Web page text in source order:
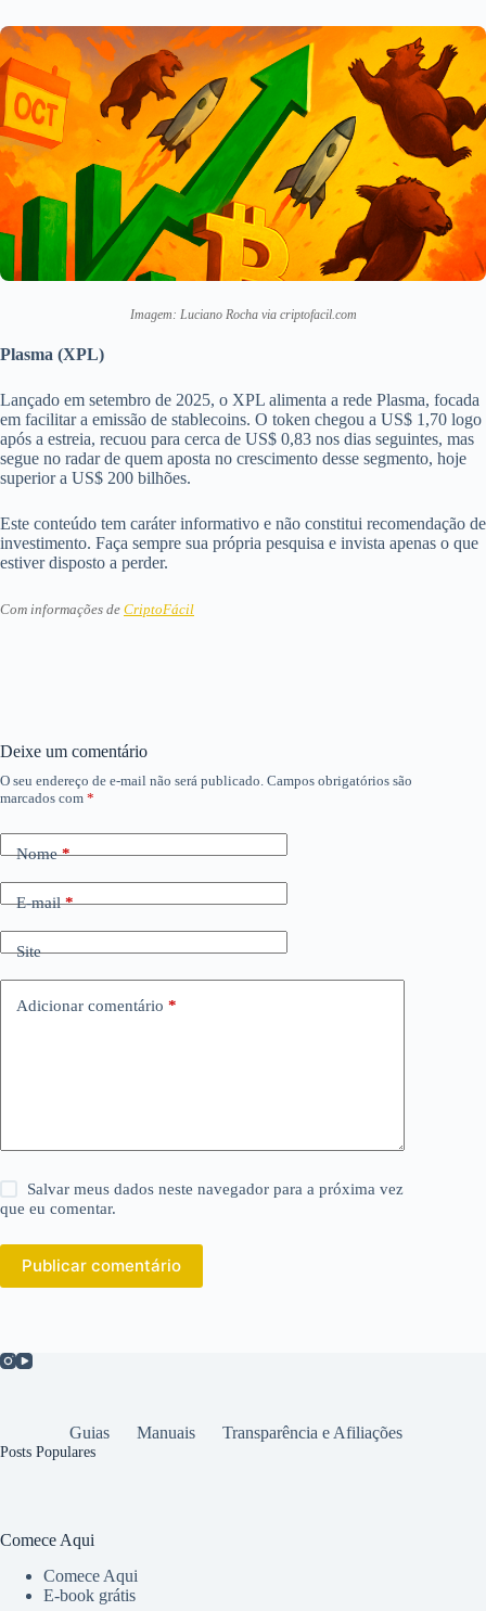
Imagem: Luciano Rocha via criptofacil.com
Plasma (XPL)
Lançado em setembro de 2025, o XPL alimenta a rede Plasma, focada
em facilitar a emissão de stablecoins. O token chegou a US$ 1,70 logo
após a estreia, recuou para cerca de US$ 0,83 nos dias seguintes, mas
segue no radar de quem aposta no crescimento desse segmento, hoje
superior a US$ 200 bilhões.
Este conteúdo tem caráter informativo e não constitui recomendação de
investimento. Faça sempre sua própria pesquisa e invista apenas o que
estiver disposto a perder.
Com informações de CriptoFácil
Deixe um comentário
O seu endereço de e-mail não será publicado. Campos obrigatórios são
marcados com *
Nome*
E-mail*
Site
Adicionar comentário *
Salvar meus dados neste navegador para a próxima vez
que eu comentar.
Publicar comentário
Guias Manuais Transparência e Afiliações
Posts Populares
Comece Aqui
Comece Aqui
E-book grátis